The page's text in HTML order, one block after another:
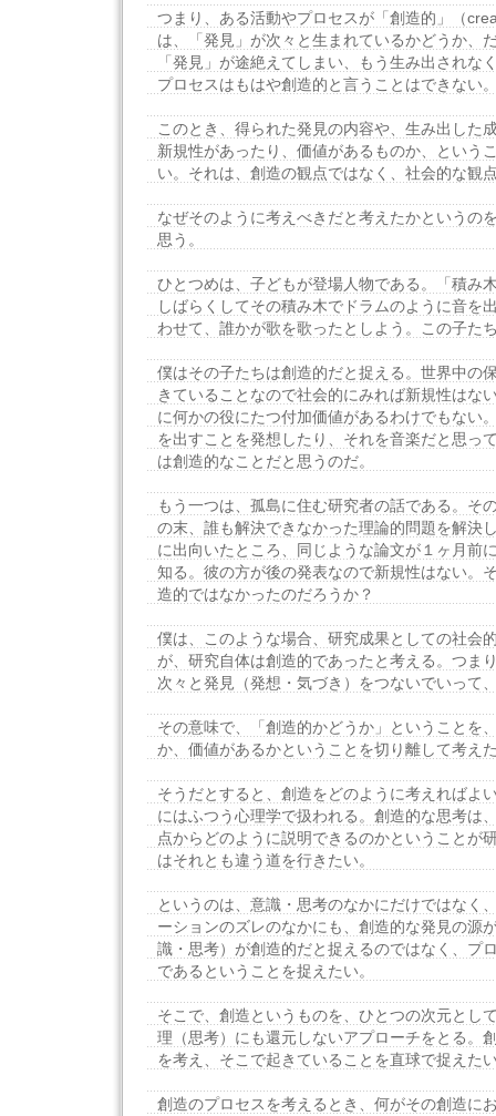
つまり、ある活動やプロセスが「創造的」（
は、「発見」が次々と生まれているかどうか、
「発見」が途絶えてしまい、もう生み出されな
プロセスはもはや創造的と言うことはできない
このとき、得られた発見の内容や、生み出した
新規性があったり、価値があるものか、という
い。それは、創造の観点ではなく、社会的な観
なぜそのように考えべきだと考えたかというの
思う。
ひとつめは、子どもが登場人物である。「積み
しばらくしてその積み木でドラムのように音を
わせて、誰かが歌を歌ったとしよう。この子た
僕はその子たちは創造的だと捉える。世界中の
きていることなので社会的にみれば新規性はな
に何かの役にたつ付加価値があるわけでもない
を出すことを発想したり、それを音楽だと思っ
は創造的なことだと思うのだ。
もう一つは、孤島に住む研究者の話である。そ
の末、誰も解決できなかった理論的問題を解決
に出向いたところ、同じような論文が１ヶ月前
知る。彼の方が後の発表なので新規性はない。
造的ではなかったのだろうか？
僕は、このような場合、研究成果としての社会
が、研究自体は創造的であったと考える。つま
次々と発見（発想・気づき）をつないでいって
その意味で、「創造的かどうか」ということを
か、価値があるかということを切り離して考え
そうだとすると、創造をどのように考えればよ
にはふつう心理学で扱われる。創造的な思考は
点からどのように説明できるのかということが
はそれとも違う道を行きたい。
というのは、意識・思考のなかにだけではなく
ーションのズレのなかにも、創造的な発見の源
識・思考）が創造的だと捉えるのではなく、プ
であるということを捉えたい。
そこで、創造というものを、ひとつの次元とし
理（思考）にも還元しないアプローチをとる。
を考え、そこで起きていることを直球で捉えた
創造のプロセスを考えるとき、何がその創造に